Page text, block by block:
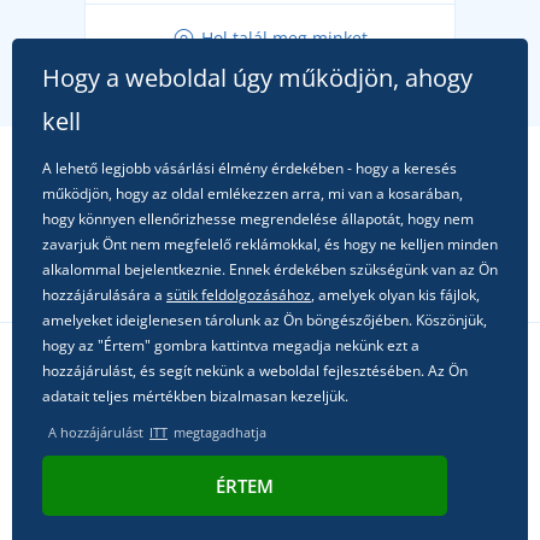
alkalomra!
Hol talál meg minket
Kövessen minket a közösségi hálózatokon
Hogy a weboldal úgy működjön, ahogy
kell
A lehető legjobb vásárlási élmény érdekében - hogy a keresés
működjön, hogy az oldal emlékezzen arra, mi van a kosarában,
hogy könnyen ellenőrizhesse megrendelése állapotát, hogy nem
zavarjuk Önt nem megfelelő reklámokkal, és hogy ne kelljen minden
alkalommal bejelentkeznie. Ennek érdekében szükségünk van az Ön
hozzájárulására a sütik feldolgozásához, amelyek olyan kis fájlok,
amelyeket ideiglenesen tárolunk az Ön böngészőjében. Köszönjük,
hogy az "Értem" gombra kattintva megadja nekünk ezt a
hozzájárulást, és segít nekünk a weboldal fejlesztésében. Az Ön
adatait teljes mértékben bizalmasan kezeljük.
A hozzájárulást ITT megtagadhatja
ÉRTEM